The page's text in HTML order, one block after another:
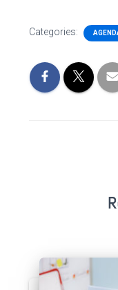
Categories: